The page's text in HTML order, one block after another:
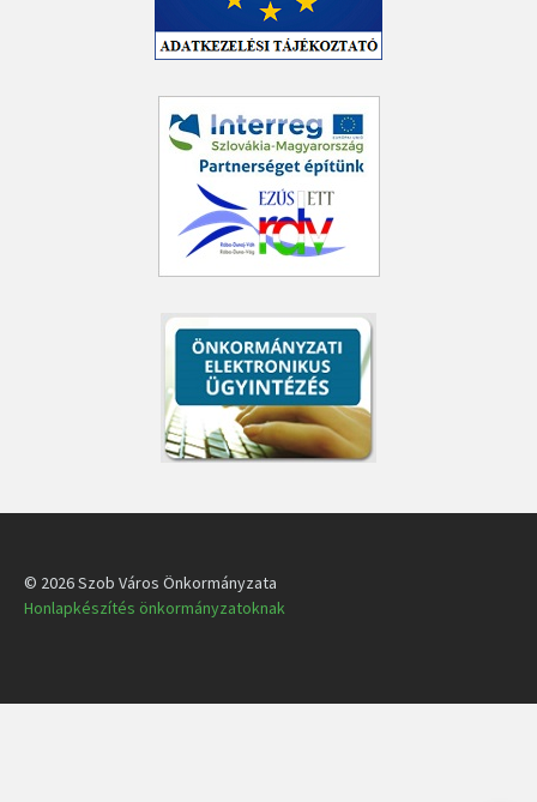
© 2026 Szob Város Önkormányzata
Honlapkészítés önkormányzatoknak